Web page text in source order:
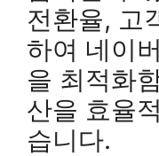
전환율, 고
하여 네이
을 최적화
산을 효율
습니다.